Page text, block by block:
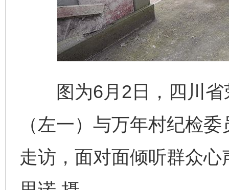
图为6月2日，四川省
（左一）与万年村纪检
走访，面对面倾听群众